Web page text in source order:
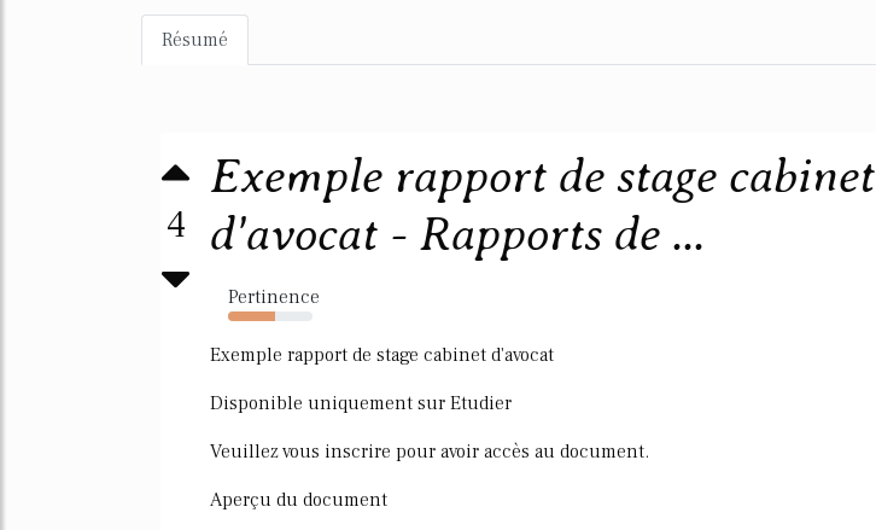
Résumé
4
Exemple rapport de stage cabinet
d'avocat - Rapports de ...
Pertinence
55%
Exemple rapport de stage cabinet d'avocat
Disponible uniquement sur Etudier
Veuillez vous inscrire pour avoir accès au document.
Aperçu du document